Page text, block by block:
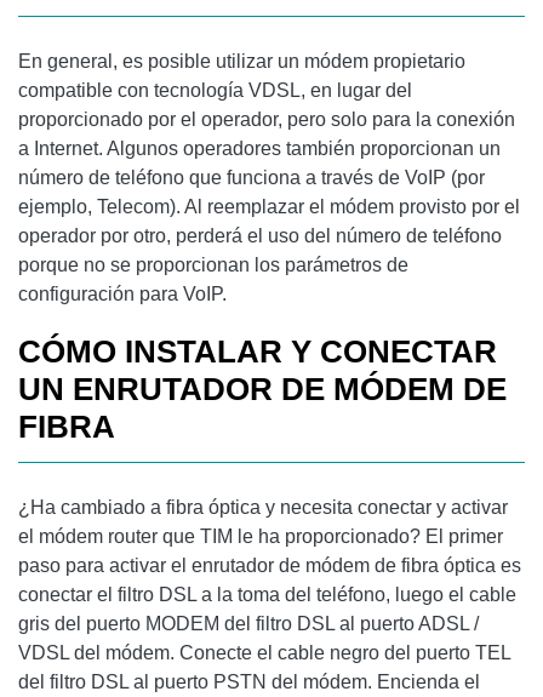
En general, es posible utilizar un módem propietario
compatible con tecnología VDSL, en lugar del
proporcionado por el operador, pero solo para la conexión
a Internet. Algunos operadores también proporcionan un
número de teléfono que funciona a través de VoIP (por
ejemplo, Telecom). Al reemplazar el módem provisto por el
operador por otro, perderá el uso del número de teléfono
porque no se proporcionan los parámetros de
configuración para VoIP.
CÓMO INSTALAR Y CONECTAR
UN ENRUTADOR DE MÓDEM DE
FIBRA
¿Ha cambiado a fibra óptica y necesita conectar y activar
el módem router que TIM le ha proporcionado? El primer
paso para activar el enrutador de módem de fibra óptica es
conectar el filtro DSL a la toma del teléfono, luego el cable
gris del puerto MODEM del filtro DSL al puerto ADSL /
VDSL del módem. Conecte el cable negro del puerto TEL
del filtro DSL al puerto PSTN del módem. Encienda el